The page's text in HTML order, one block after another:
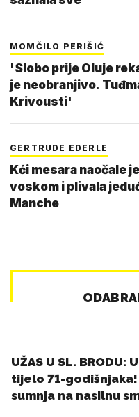
MOMČILO PERIŠIĆ
'Slobo prije Oluje
je neobranjivo.
Krivousti'
GERTRUDE EDERLE
Kći mesara naočale
voskom i plivala
Manche